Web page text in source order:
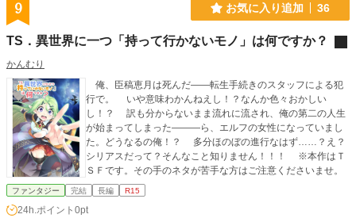
9 お気に入り追加 36
TS．異世界に一つ「持って行かないモノ」は何ですか？
かんむり
俺、臣稿恵月は死んだ――転生手続きのスタッフによる犯
行で。 いや意味わかんねえし！？なんか色々おかしい
し！？ 訳も分からないまま流れに流され、俺の第二の人生
が始まってしまった―――ら、エルフの女性になっていまし
た。どうなるの俺！？ 多分ほのぼの進行なはず……？え？
シリアスだって？そんなこと知りません！！！ ※本作はＴ
ＳＦです。その手のネタが苦手な方はご注意くださいませ。
ファンタジー 完結 長編 R15
24h.ポイント 0pt